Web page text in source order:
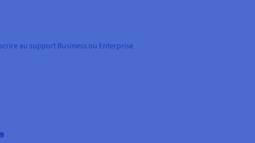
au support Business ou Enterprise